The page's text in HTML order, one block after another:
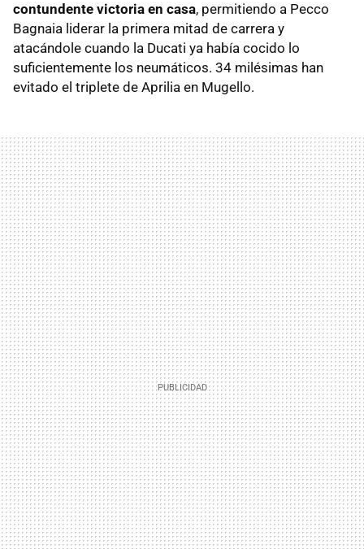
contundente victoria en casa, permitiendo a Pecco
Bagnaia liderar la primera mitad de carrera y
atacándole cuando la Ducati ya había cocido lo
suficientemente los neumáticos. 34 milésimas han
evitado el triplete de Aprilia en Mugello.